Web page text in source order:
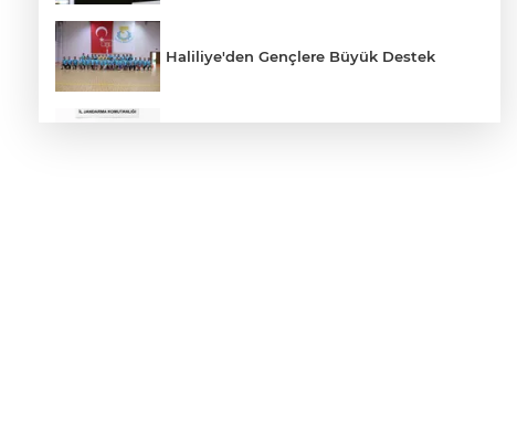
Haliliye'den Gençlere Büyük Destek